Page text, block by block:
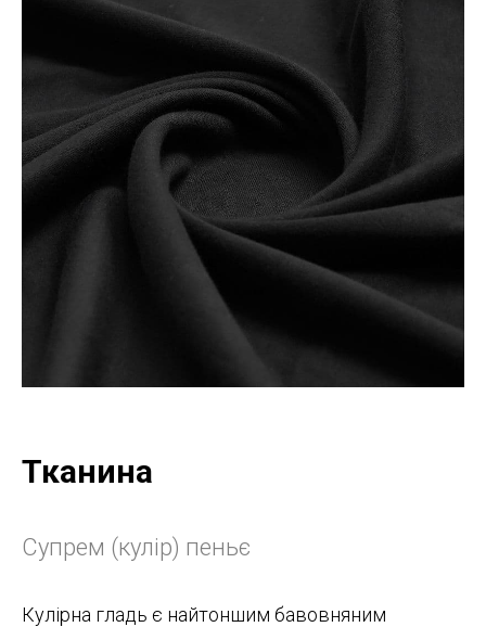
Тканина
Супрем (кулір) пеньє
Кулірна гладь є найтоншим бавовняним